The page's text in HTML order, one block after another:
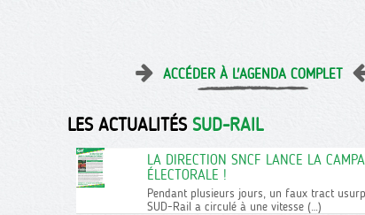
ACCÉDER À L'AGENDA COMPLET
LES ACTUALITÉS SUD-RAIL
LA DIRECTION SNCF LANCE LA
ÉLECTORALE !
Pendant plusieurs jours, un faux tract
SUD-Rail a circulé à une vitesse (…)